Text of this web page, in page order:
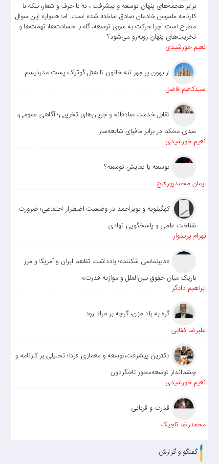
برابر هجمه‌های پنهان توسعه و پیشرفت ، نه با حرف و شعار، بلکه با
کارنامه ملموس خادمان صادق ساخته شده است. اما همواره این سوال
مطرح است: چرا حرکت به سوی توسعه، گاه با حسادت‌ها، تهمت‌ها و
تخریب‌های پنهان روبه‌رو می‌شود؟
نعیم خورشیدی
از بهون پر مِهر ننه خاتون تا هتل گوتیک پست مدرنیسم
سیدکاظم فاضل
تقابل خدمت صادقانه و جریان‌های تخریبی؛ آگاهی عمومی،
سدی محکم در برابر مافیای شایعه‌ساز
نعیم خورشیدی
توسعه یا نمایش توسعه؟
ایمان محمدپورفتح
کهگیلویه و بویراحمد در وضعیت اضطرار اجتماعی؛ ضرورت
شناخت علمی و پاسخگویی نهادی
بهرام پرندوار
«دیپلماسی شکننده؛ یادداشت تفاهم ایران و آمریکا و مرز
باریک میان حقوق بین‌الملل و موازنه قدرت»
ابراهیم دادگر
گره به باد مزن، گرچه بر مراد رود
علیرضا کفایی
دکترین پیشرفت،توسعه و معماری فردا؛ تحلیلی بر کارنامه و
چشم‌انداز توسعه‌محور تاجگردون
نعیم خورشیدی
قدرت و قربانی
محمدرضا تاجیک
گفتگو و گزارش